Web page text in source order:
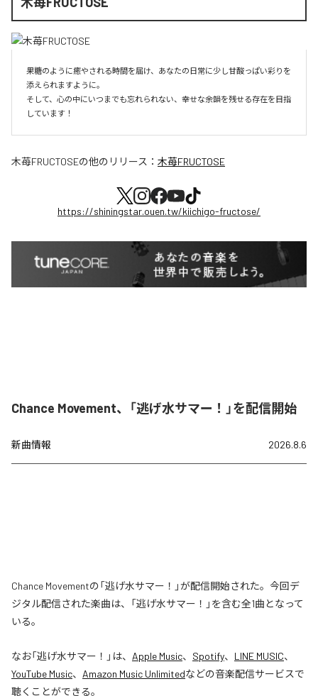
果糖のように癒やされる時間を届け、あなたの日常に少し甘酸っぱい彩りを
添えられますように。
そして、心の中にいつまでも忘れられない、幸せな余韻を残せる存在を目指
しています！
木苺FRUCTOSEの他のリリース： 木苺FRUCTOSE
https://shiningstar.ouen.tw/kiichigo-fructose/
Chance Movement、「逃げ水サマー！」を配信開始
新曲情報 2026.8.6
Chance Movementの「逃げ水サマー！」が配信開始された。今回デ
ジタル配信された楽曲は、「逃げ水サマー！」を含む全1曲となって
いる。
なお「逃げ水サマー！ 」は、 Apple Music、 Spotify、 LINE MUSIC、
YouTube Music、 Amazon Music Unlimitedなどの音楽配信サービスで
聴くことができる。